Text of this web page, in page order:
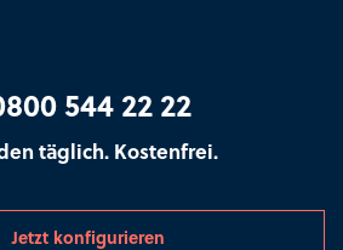
544 22 22
täglich. Kostenfrei.
Jetzt konfigurieren